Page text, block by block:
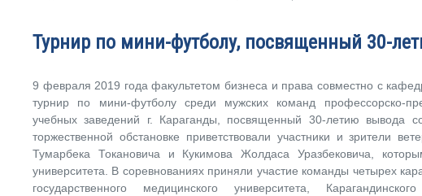
Турнир по мини-футболу, посвященный 30-
9 февраля 2019 года факультетом бизнеса и права совместно с
турнир по мини-футболу среди мужских команд профессорско-
учебных заведений г. Караганды, посвященный 30-летию вывода
торжественной обстановке приветствовали участники и зрители
Тумарбека Токановича и Кукимова Жолдаса Уразбековича,
университета. В соревнованиях приняли участие команды четырех
государственного медицинского университета,